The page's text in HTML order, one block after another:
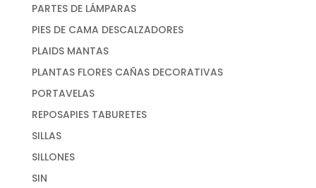
PARTES DE LÁMPARAS
PIES DE CAMA DESCALZADORES
PLAIDS MANTAS
PLANTAS FLORES CAÑAS DECORATIVAS
PORTAVELAS
REPOSAPIES TABURETES
SILLAS
SILLONES
SIN